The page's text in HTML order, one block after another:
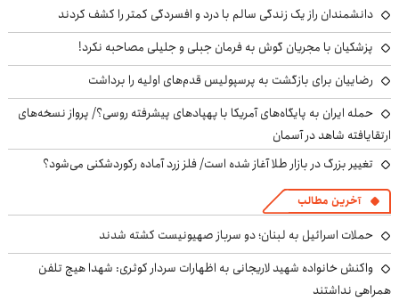
دانشمندان راز یک زندگی سالم با درد و افسردگی کمتر را کشف کردند
پزشکیان با مجریان گوش به فرمان جبلی و جلیلی مصاحبه نکرد!
رضاییان برای بازگشت به پرسپولیس قدم‌های اولیه را برداشت
حمله ایران به پایگاه‌های آمریکا با پهپادهای پیشرفته روسی؟/ پرواز نسخه‌های
ارتقایافته شاهد در آسمان
تغییر بزرگ در بازار طلا آغاز شده است/ فلز زرد آماده رکوردشکنی می‌شود؟
آخرین مطالب
حملات اسرائیل به لبنان؛ دو سرباز صهیونیست کشته شدند
واکنش خانواده شهید لاریجانی به اظهارات سردار کوثری: شهدا هیچ تلفن
همراهی نداشتند